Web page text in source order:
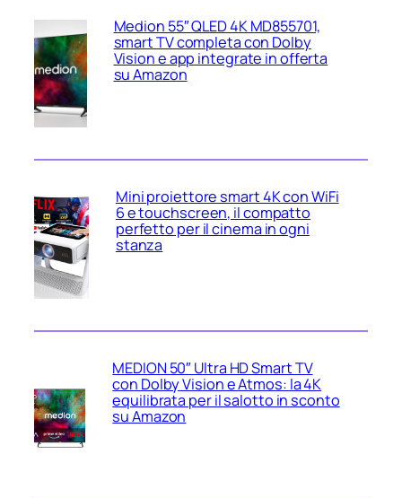
Medion 55″ QLED 4K MD855701,
smart TV completa con Dolby
Vision e app integrate in offerta
su Amazon
Mini proiettore smart 4K con WiFi
6 e touchscreen, il compatto
perfetto per il cinema in ogni
stanza
MEDION 50″ Ultra HD Smart TV
con Dolby Vision e Atmos: la 4K
equilibrata per il salotto in sconto
su Amazon